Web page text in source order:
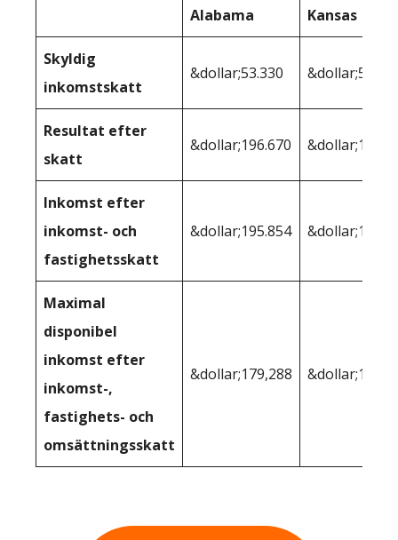
Alabama Kansas
Skyldig
inkomstskatt
&dollar;53.330
Resultat efter
skatt
&dollar;196.670
Inkomst efter
inkomst- och
fastighetsskatt
&dollar;195.854
Maximal
disponibel
inkomst efter
inkomst-,
fastighets- och
omsättningsskatt
&dollar;179,288